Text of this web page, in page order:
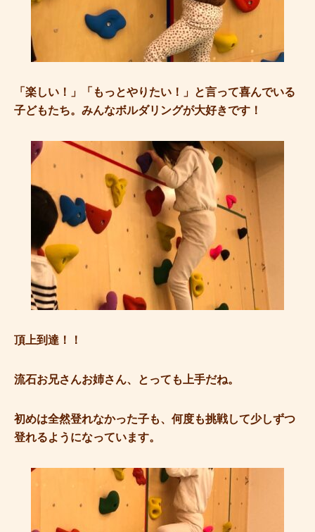
「楽しい！」「もっとやりたい！」と言って喜んでいる
子どもたち。みんなボルダリングが大好きです！
頂上到達！！
流石お兄さんお姉さん、とっても上手だね。
初めは全然登れなかった子も、何度も挑戦して少しずつ
登れるようになっています。